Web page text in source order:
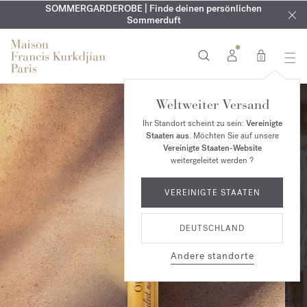
EXKLUSIV | Erhalten Sie OUD velvet moodin Ihrer Bestellung*
KOSTENLOSE GRAVUR | Auf alle Düfte und Körperöle bis zum
9. August
SOMMERGARDEROBE | Finde deinen persönlichen
Sommerduft
0
Weltweiter Versand
Ihr Standort scheint zu sein: Vereinigte
Staaten aus. Möchten Sie auf unsere
Vereinigte Staaten-Website
weitergeleitet werden ?
VEREINIGTE STAATEN
DEUTSCHLAND
Andere standorte